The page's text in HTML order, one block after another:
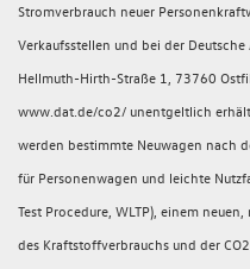
Stromverbrauch neuer
Verkaufsstellen und bei der Deutsche
Hellmuth-Hirth-Straße 1, 73760
www.dat.de/co2/ unentgeltlich
werden bestimmte Neuwagen nach
für Personenwagen und leichte
Test Procedure, WLTP), einem
des Kraftstoffverbrauchs und der